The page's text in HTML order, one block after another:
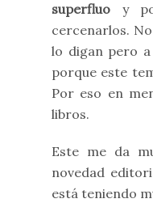
superfluo y
cercenarlos.
lo digan pero
porque este
Por eso en
libros.
Este me da
novedad
está teniendo